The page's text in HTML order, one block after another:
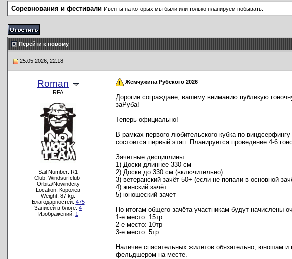
Соревнования и фестивали Ивенты на которых мы были или только планируем побывать.
Перейти к новому
25.05.2026, 22:18
Roman
RFA
Sail Number: R1
Club: Windsurfclub-
Orbita/Nowindcity
Location: Королев
Weight: 87 kg.
Благодарностей: 475
Записей в блоге: 4
Изображений: 1
Жемчужина Рубского 2026
Дорогие сограждане, вашему вниманию публикую
заРуба!
Теперь официально!
В рамках первого любительского кубка по
состоится первый этап. Планируется проведение 4-6
Зачетные дисциплины:
1) Доски длиннее 330 см
2) Доски до 330 см (включительно)
3) ветеранский зачёт 50+ (если не попали в основной
4) женский зачёт
5) юношеский зачет
По итогам общего зачёта участникам будут начислены
1-е место: 15тр
2-е место: 10тр
3-е место: 5тр
Наличие спасательных жилетов обязательно, юношам
фельдшером на месте.